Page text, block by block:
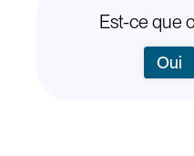
Est-ce que
Oui